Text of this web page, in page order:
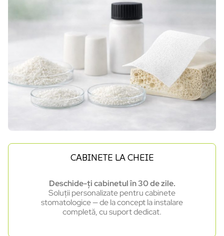
CABINETE LA CHEIE
Deschide-ți cabinetul în 30 de zile.
Soluții personalizate pentru cabinete
stomatologice — de la concept la instalare
completă, cu suport dedicat.